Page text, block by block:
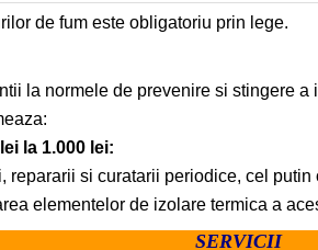
de fum este obligatoriu prin lege.
la normele de prevenire si stingere
la 1.000 lei:
si curatarii periodice, cel putin
elementelor de izolare termica a
SERVICII